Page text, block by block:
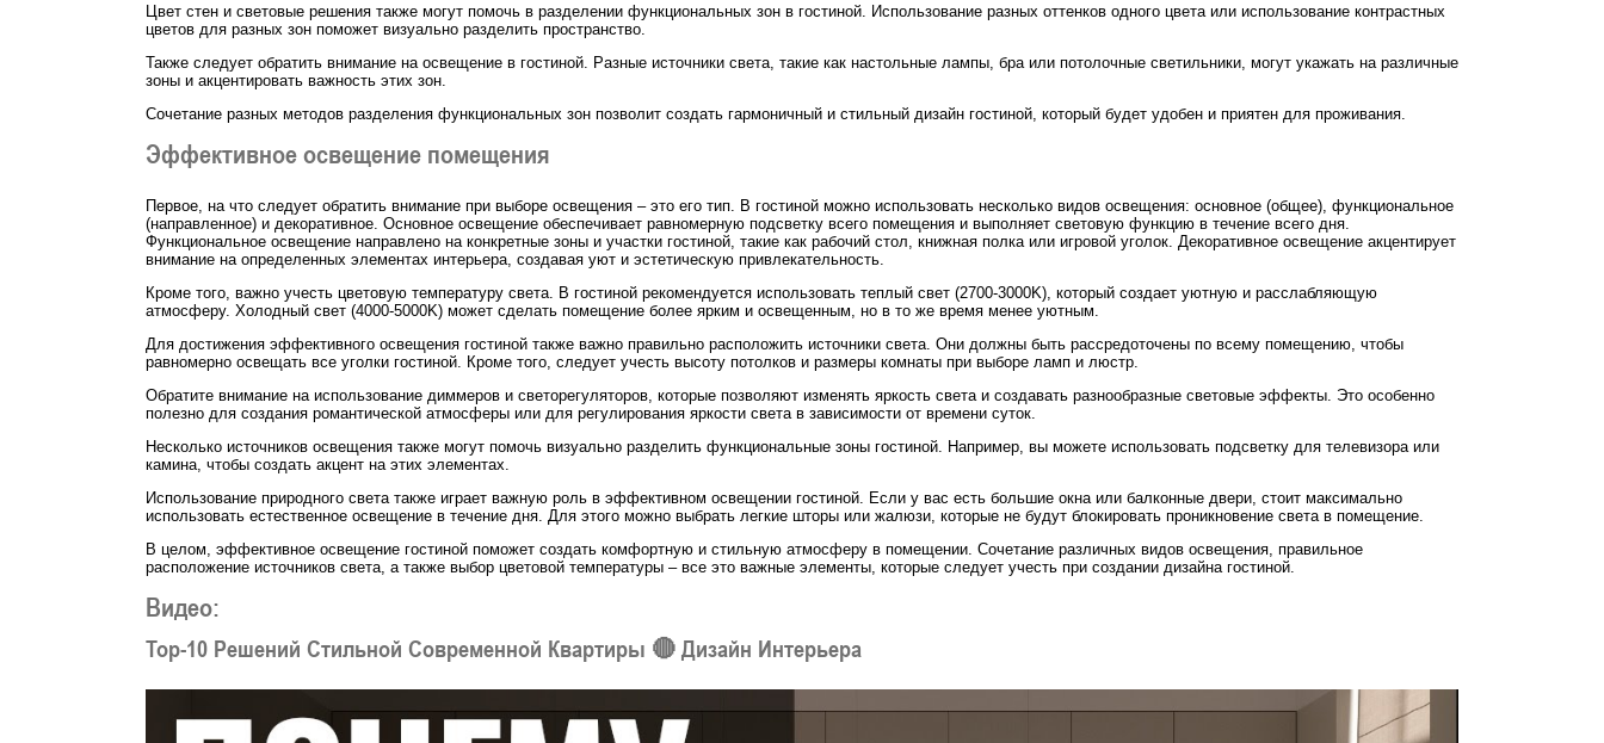
Цвет стен и световые решения также могут помочь в разделении функциональных зон в гостиной. Использование разных оттенков одного цвета или использование контрастных
цветов для разных зон поможет визуально разделить пространство.
Также следует обратить внимание на освещение в гостиной. Разные источники света, такие как настольные лампы, бра или потолочные светильники, могут укажать на различные
зоны и акцентировать важность этих зон.
Сочетание разных методов разделения функциональных зон позволит создать гармоничный и стильный дизайн гостиной, который будет удобен и приятен для проживания.
Эффективное освещение помещения
Первое, на что следует обратить внимание при выборе освещения – это его тип. В гостиной можно использовать несколько видов освещения: основное (общее), функциональное
(направленное) и декоративное. Основное освещение обеспечивает равномерную подсветку всего помещения и выполняет световую функцию в течение всего дня.
Функциональное освещение направлено на конкретные зоны и участки гостиной, такие как рабочий стол, книжная полка или игровой уголок. Декоративное освещение акцентирует
внимание на определенных элементах интерьера, создавая уют и эстетическую привлекательность.
Кроме того, важно учесть цветовую температуру света. В гостиной рекомендуется использовать теплый свет (2700-3000K), который создает уютную и расслабляющую
атмосферу. Холодный свет (4000-5000K) может сделать помещение более ярким и освещенным, но в то же время менее уютным.
Для достижения эффективного освещения гостиной также важно правильно расположить источники света. Они должны быть рассредоточены по всему помещению, чтобы
равномерно освещать все уголки гостиной. Кроме того, следует учесть высоту потолков и размеры комнаты при выборе ламп и люстр.
Обратите внимание на использование диммеров и светорегуляторов, которые позволяют изменять яркость света и создавать разнообразные световые эффекты. Это особенно
полезно для создания романтической атмосферы или для регулирования яркости света в зависимости от времени суток.
Несколько источников освещения также могут помочь визуально разделить функциональные зоны гостиной. Например, вы можете использовать подсветку для телевизора или
камина, чтобы создать акцент на этих элементах.
Использование природного света также играет важную роль в эффективном освещении гостиной. Если у вас есть большие окна или балконные двери, стоит максимально
использовать естественное освещение в течение дня. Для этого можно выбрать легкие шторы или жалюзи, которые не будут блокировать проникновение света в помещение.
В целом, эффективное освещение гостиной поможет создать комфортную и стильную атмосферу в помещении. Сочетание различных видов освещения, правильное
расположение источников света, а также выбор цветовой температуры – все это важные элементы, которые следует учесть при создании дизайна гостиной.
Видео:
Top-10 Решений Стильной Современной Квартиры 🔴 Дизайн Интерьера